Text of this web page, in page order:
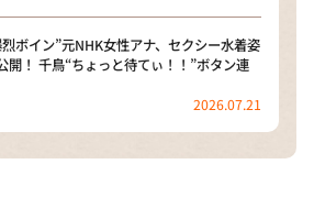
烈ボイン”元NHK女性アナ、セクシー水着姿
開！ 千鳥“ちょっと待てぃ！！”ボタン連
2026.07.21